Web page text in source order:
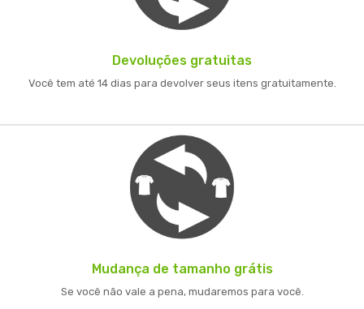
Devoluções gratuitas
Você tem até 14 dias para devolver seus itens gratuitamente.
Mudança de tamanho grátis
Se você não vale a pena, mudaremos para você.